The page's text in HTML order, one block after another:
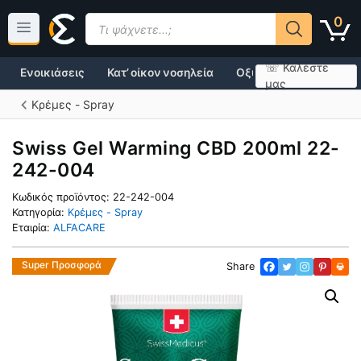
περιεχόμενο
0
Products
search
☏ Καλέστε
μας
Κατ’ οίκον νοσηλεία Οξυγονοθεραπεία
Ενοικιάσεις
Κρέμες - Spray
Swiss Gel Warming CBD 200ml 22-
242-004
Κωδικός προϊόντος: 22-242-004
Κατηγορία: Κρέμες - Spray
Εταιρία: ALFACARE
Share
Super Προσφορά